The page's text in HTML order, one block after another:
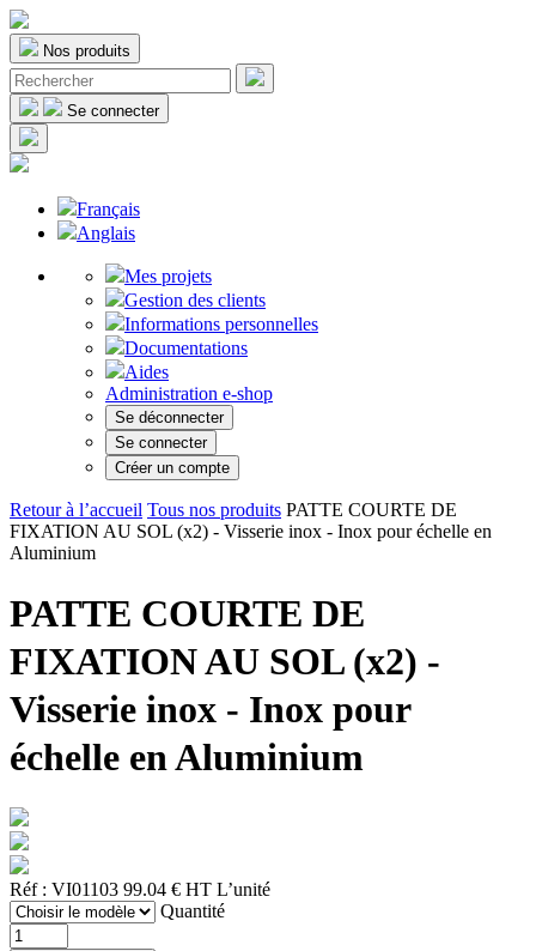
Nos produits
Se connecter
Français
Anglais
Mes projets
Gestion des clients
Informations personnelles
Documentations
Aides
Administration e-shop
Se déconnecter
Se connecter
Créer un compte
Retour à l’accueil Tous nos produits PATTE COURTE DE
FIXATION AU SOL (x2) - Visserie inox - Inox pour échelle en
Aluminium
PATTE COURTE DE
FIXATION AU SOL (x2) -
Visserie inox - Inox pour
échelle en Aluminium
Réf : VI01103 99.04 € HT L’unité
Quantité